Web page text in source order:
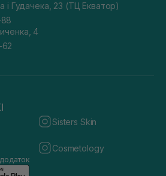
і Гудачека, 23 (ТЦ Екватор)
4
Sisters Skin
Cosmetology